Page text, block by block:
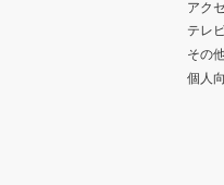
アク
テレ
その
個人